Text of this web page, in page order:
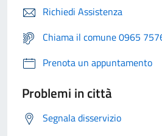
Richiedi Assistenza
Chiama il comune 0965
Prenota un appuntamento
Problemi in città
Segnala disservizio